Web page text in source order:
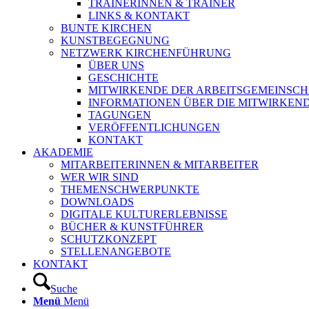
TRAINERINNEN & TRAINER
LINKS & KONTAKT
BUNTE KIRCHEN
KUNSTBEGEGNUNG
NETZWERK KIRCHENFÜHRUNG
ÜBER UNS
GESCHICHTE
MITWIRKENDE DER
INFORMATIONEN ÜBER DIE
TAGUNGEN
VERÖFFENTLICHUNGEN
KONTAKT
AKADEMIE
MITARBEITERINNEN & MITARBEITER
WER WIR SIND
THEMENSCHWERPUNKTE
DOWNLOADS
DIGITALE KULTURERLEBNISSE
BÜCHER & KUNSTFÜHRER
SCHUTZKONZEPT
STELLENANGEBOTE
KONTAKT
Suche
Menü Menü